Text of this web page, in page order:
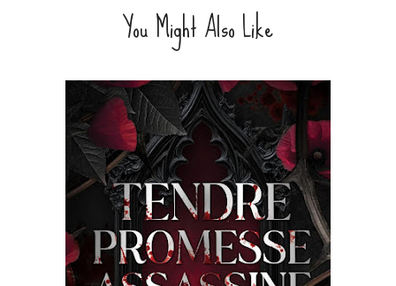
You Might Also Like